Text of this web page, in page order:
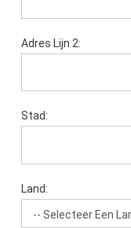
Adres Lijn 2:
Stad:
Land: